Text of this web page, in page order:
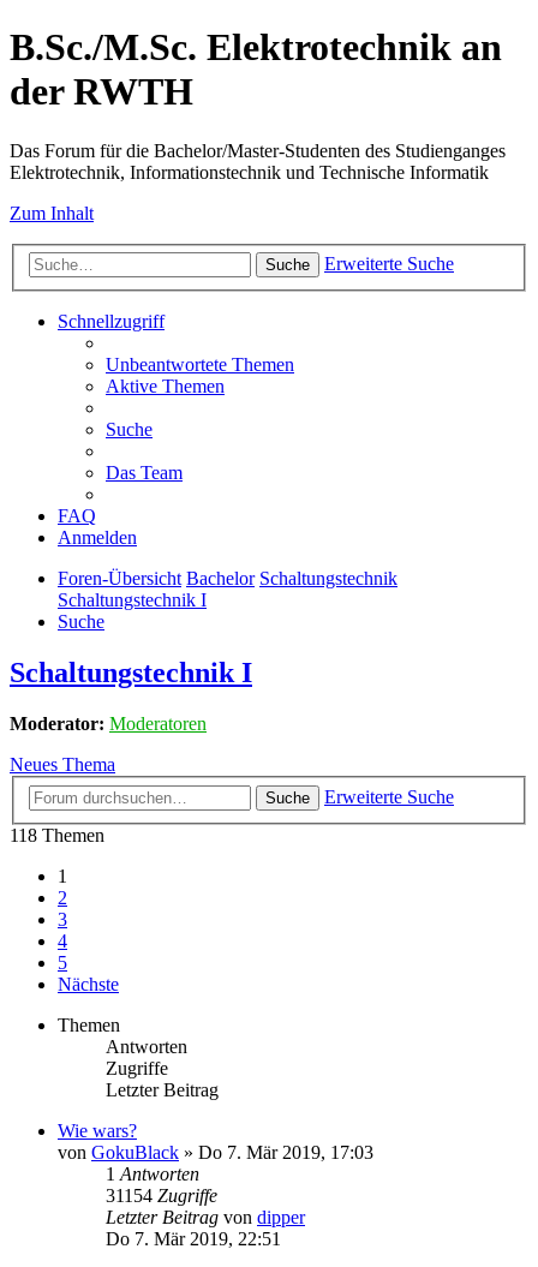
B.Sc./M.Sc. Elektrotechnik an
der RWTH
Das Forum für die Bachelor/Master-Studenten des Studienganges
Elektrotechnik, Informationstechnik und Technische Informatik
Zum Inhalt
Suche Erweiterte Suche
Schnellzugriff
Unbeantwortete Themen
Aktive Themen
Suche
Das Team
FAQ
Anmelden
Foren-Übersicht Bachelor Schaltungstechnik
Schaltungstechnik I
Suche
Schaltungstechnik I
Moderator: Moderatoren
Neues Thema
Suche
Erweiterte Suche
118 Themen
1
2
3
4
5
Nächste
Themen
Antworten
Zugriffe
Letzter Beitrag
Wie wars?
von GokuBlack » Do 7. Mär 2019, 17:03
1 Antworten
31154 Zugriffe
Letzter Beitrag von dipper
Do 7. Mär 2019, 22:51